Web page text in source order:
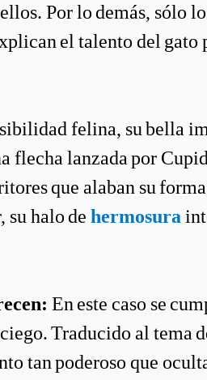
Por lo demás, sólo
el talento del gato
felina, su bella
flecha lanzada por
que alaban su
su halo de hermosura
En este caso se
Traducido al tema
tan poderoso que